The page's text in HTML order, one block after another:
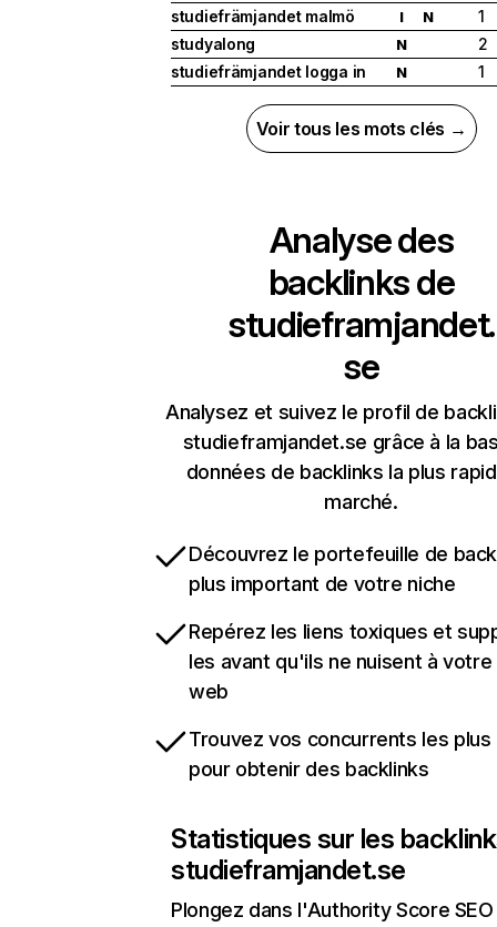
studiefrämjandet malmö
I N
1
studyalong
N
2
studiefrämjandet logga in
N 1
Voir tous les mots clés →
Analyse des
backlinks de
studieframjandet.
se
Analysez et suivez le profil de
studieframjandet.se grâce à la
données de backlinks la plus
marché.
Découvrez le portefeuille de
plus important de votre niche
Repérez les liens toxiques et
les avant qu'ils ne nuisent à
web
Trouvez vos concurrents les
pour obtenir des backlinks
Statistiques sur les
studieframjandet.se
Plongez dans l'Authority Score